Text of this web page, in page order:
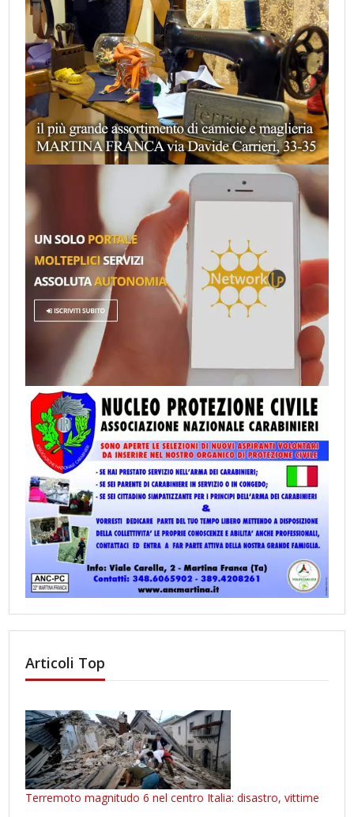
Articoli Top
Terremoto magnitudo 6 nel centro Italia: disastro, vittime